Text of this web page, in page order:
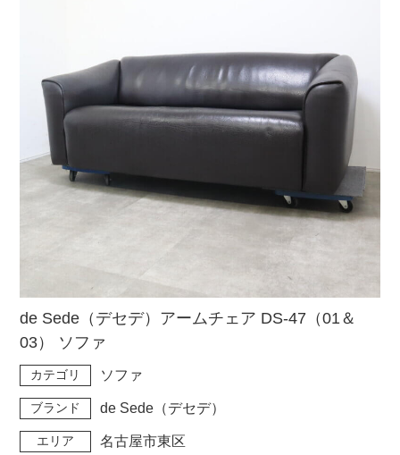
de Sede（デセデ）アームチェア DS-47（01＆
03） ソファ
カテゴリ ソファ
ブランド de Sede（デセデ）
エリア 名古屋市東区